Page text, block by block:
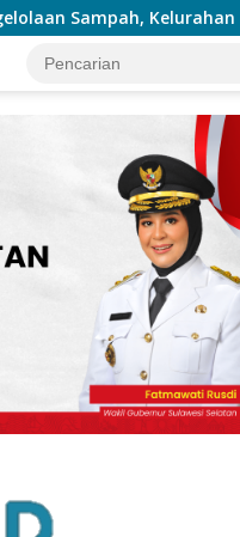
Pusat Pemilahan